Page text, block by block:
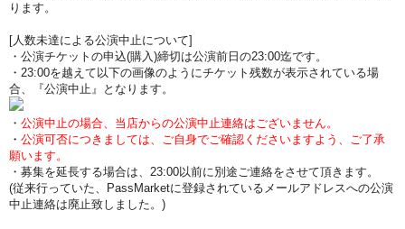
ります。
[人数未達による公演中止について]
・公演チケットの申込(購入)締切は公演前日の23:00迄です。
・23:00を越えて以下の画像のようにチケット残数が表示されている場
合、『公演中止』となります。
・ 公演中止の場合、当店からの公演中止連絡はございません。
・ 公演可否につきましては、ご自身でご確認くださいますよう、ご了承
願います。
・募集を延長する場合は、23:00以前に別途ご連絡をさせて頂きます。
(従来行っていた、PassMarketに登録されているメールアドレスへの公演
中止連絡は廃止致しました。)